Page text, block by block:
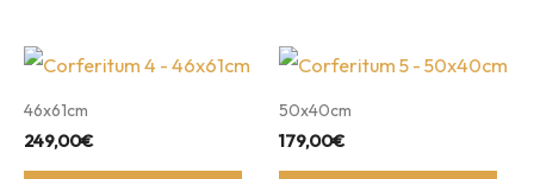
46x61cm
249,00€
50x40cm
179,00€